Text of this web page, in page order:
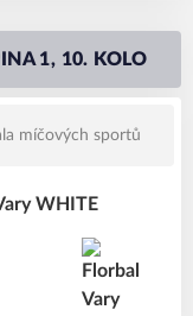
1, 10. KOLO
míčových sportů
WHITE